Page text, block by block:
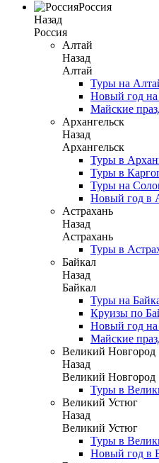
Россия
Назад
Россия
Алтай
Назад
Алтай
Туры на
Новый год на
Майские
Архангельск
Назад
Архангельск
Туры в
Туры в
Туры на
Новый год в
Астрахань
Назад
Астрахань
Туры в
Байкал
Назад
Байкал
Туры на
Круизы по
Новый год на
Майские
Великий Новгород
Назад
Великий Новгород
Туры в
Великий Устюг
Назад
Великий Устюг
Туры в
Новый год в